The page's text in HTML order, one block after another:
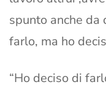
spunto anche da
farlo, ma ho
“Ho deciso di